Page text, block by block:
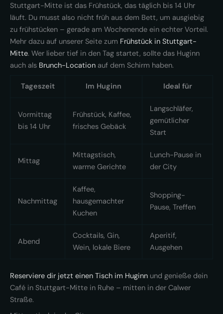
Stuttgart-Mitte ist das Frühstück, das täglich bis 14 Uhr
läuft. Du musst also nicht früh aus dem Bett, um ausgiebig
zu frühstücken – gerade am Wochenende ein echter Vorteil.
Mehr dazu auf unserer Seite zum Frühstück in Stuttgart-
Mitte. Wer lieber tief in den Tag startet, sollte das Huginn
auch als Brunch-Location auf dem Schirm haben.
Tageszeit Im Huginn Ideal für
Vormittag
bis 14 Uhr
Frühstück, Kaffee,
frisches Gebäck
Langschläfer,
gemütlicher
Start
Mittag
Mittagstisch,
warme Gerichte
Lunch-Pause in
der City
Nachmittag
Kaffee,
hausgemachter
Kuchen
Shopping-
Pause, Treffen
Abend
Cocktails, Gin,
Wein, lokale Biere
Aperitif,
Ausgehen
Reserviere dir jetzt einen Tisch im Huginn und genieße dein
Café in Stuttgart-Mitte in Ruhe – mitten in der Calwer
Straße.